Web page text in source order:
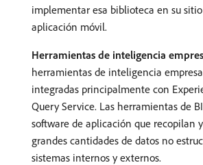
implementar esa biblioteca en su
aplicación móvil.
Herramientas de inteligencia
herramientas de inteligencia
integradas principalmente con
Query Service. Las herramientas de
software de aplicación que recopilan
grandes cantidades de datos no
sistemas internos y externos.